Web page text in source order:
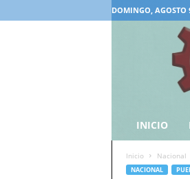
DOMINGO, AGOSTO
INICIO
Inicio Nacional
NACIONAL